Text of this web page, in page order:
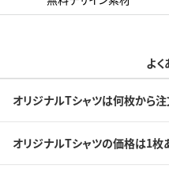
よ
オリジナルTシャツは何枚から注
オリジナルTシャツの価格は1枚